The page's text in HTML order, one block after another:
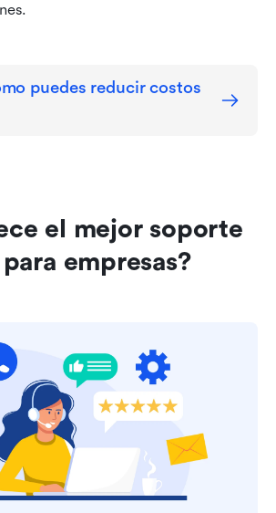
puedes reducir costos
el mejor soporte
empresas?